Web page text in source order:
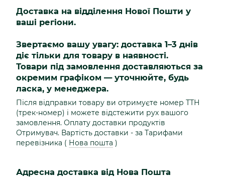
Доставка на відділення Нової Пошти у
ваші регіони.
Звертаємо вашу увагу: доставка 1–3 днів
діє тільки для товару в наявності.
Товари під замовлення доставляються за
окремим графіком — уточнюйте, будь
ласка, у менеджера.
Після відправки товару ви отримуєте номер ТТН
(трек-номер) і можете відстежити рух вашого
замовлення. Оплату доставки продуктів
Отримувач. Вартість доставки - за Тарифами
перевізника ( Нова пошта )
Адресна доставка від Нова Пошта